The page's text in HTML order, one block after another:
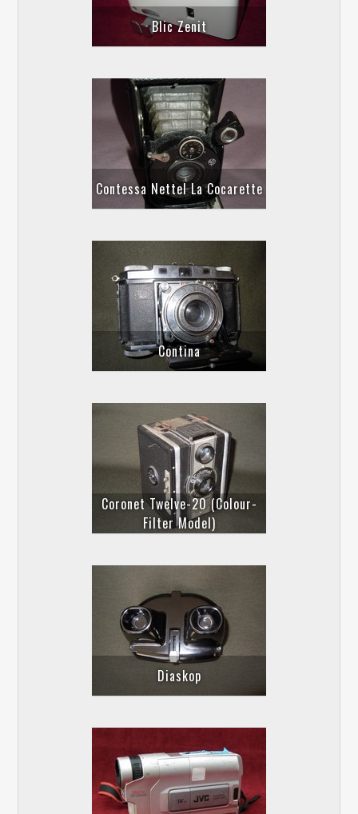
Blic Zenit
Contessa Nettel La Cocarette
Contina
Coronet Twelve-20 (Colour-
Filter Model)
Diaskop